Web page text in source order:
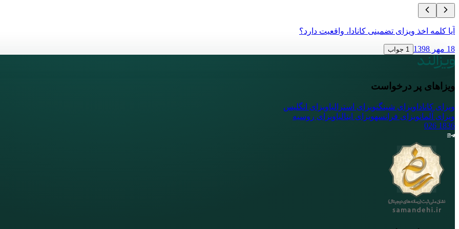
آیا کلمه اخذ ویزای تضمینی کانادا، واقعیت دارد؟
18 مهر 1398 1 جواب
ویزاهای پر درخواست
ویزای کانادا ویزای شینگنویزای استرالیاویزای انگلیس
ویزای آلمانویزای فرانسهویزای ایتالیاویزای روسیه
1836